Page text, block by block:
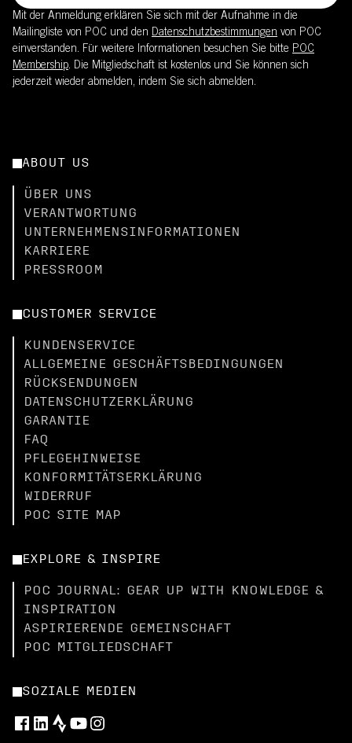
Mit der Anmeldung erklären Sie sich mit der Aufnahme in die
Mailingliste von POC und den Datenschutzbestimmungen von POC
einverstanden. Für weitere Informationen besuchen Sie bitte POC
Membership. Die Mitgliedschaft ist kostenlos und Sie können sich
jederzeit wieder abmelden, indem Sie sich abmelden.
ABOUT US
ÜBER UNS
VERANTWORTUNG
UNTERNEHMENSINFORMATIONEN
KARRIERE
PRESSROOM
CUSTOMER SERVICE
KUNDENSERVICE
ALLGEMEINE GESCHÄFTSBEDINGUNGEN
RÜCKSENDUNGEN
DATENSCHUTZERKLÄRUNG
GARANTIE
FAQ
PFLEGEHINWEISE
KONFORMITÄTSERKLÄRUNG
WIDERRUF
POC SITE MAP
EXPLORE & INSPIRE
POC JOURNAL: GEAR UP WITH KNOWLEDGE &
INSPIRATION
ASPIRIERENDE GEMEINSCHAFT
POC MITGLIEDSCHAFT
SOZIALE MEDIEN